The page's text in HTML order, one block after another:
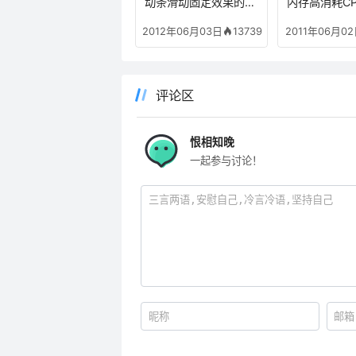
2012年06月03日 13739
缓慢的解决方
2011年06月02
评论区
恨相知晚
一起参与讨论！